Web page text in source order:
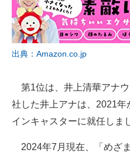
出典：Amazon.co.jp
第1位は、井上清華アナ
社した井上アナは、2021年
インキャスターに就任しま
2024年7月現在、「めざ